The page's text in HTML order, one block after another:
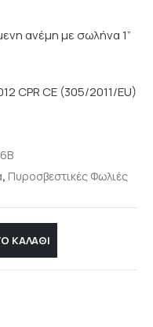
ανέμη με σωλήνα 1”
CPR CE (305/2011/EU)
, Πυροσβεστικές Φωλιές
ΚΑΛΆΘΙ